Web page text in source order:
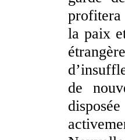
profitera
la paix
de